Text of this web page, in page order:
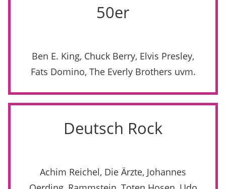
50er
Ben E. King, Chuck Berry, Elvis Presley,
Fats Domino, The Everly Brothers uvm.
Deutsch Rock
Achim Reichel, Die Ärzte, Johannes